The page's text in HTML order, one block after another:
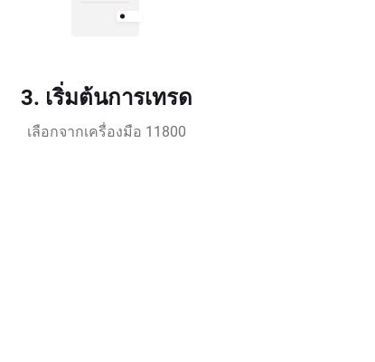
3. เริ่มต้นการเทรด
เลือกจากเครื่องมือ 11800